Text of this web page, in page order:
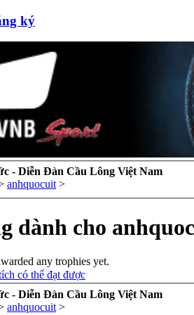
ký
- Diễn Đàn Cầu Lông Việt Nam
anhquocuit >
dành cho
any trophies yet.
có thể đạt được
- Diễn Đàn Cầu Lông Việt Nam
anhquocuit >